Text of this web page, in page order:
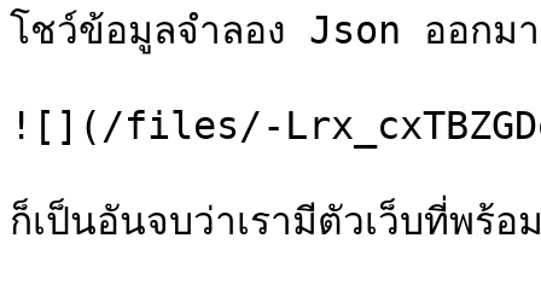
โชว์ข้อมูลจำลอง Json ออกม
![](/files/-
ก็เป็นอันจบว่าเรามีตัวเว็บที่พร้อ